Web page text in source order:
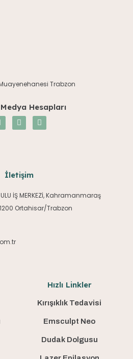
Muayenehanesi Trabzon
Hesapları
İletişim
İŞ MERKEZİ, Kahramanmaraş
Ortahisar/Trabzon
Hızlı Linkler
Kırışıklık Tedavisi
Emsculpt Neo
Dudak Dolgusu